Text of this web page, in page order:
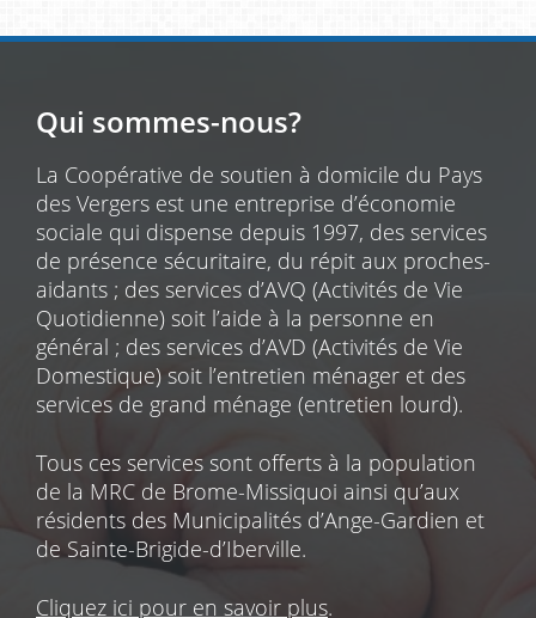
Qui sommes-nous?
La Coopérative de soutien à domicile du Pays
des Vergers est une entreprise d’économie
sociale qui dispense depuis 1997, des services
de présence sécuritaire, du répit aux proches-
aidants ; des services d’AVQ (Activités de Vie
Quotidienne) soit l’aide à la personne en
général ; des services d’AVD (Activités de Vie
Domestique) soit l’entretien ménager et des
services de grand ménage (entretien lourd).
Tous ces services sont offerts à la population
de la MRC de Brome-Missiquoi ainsi qu’aux
résidents des Municipalités d’Ange-Gardien et
de Sainte-Brigide-d’Iberville.
Cliquez ici pour en savoir plus.